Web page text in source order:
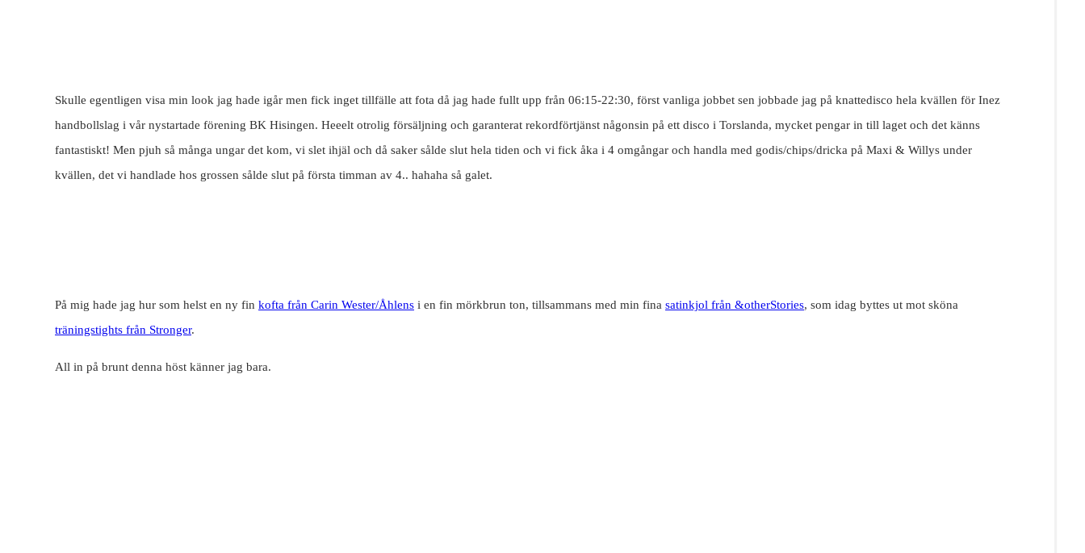
Skulle egentligen visa min look jag hade igår men fick inget tillfälle att fota då jag hade fullt upp från 06:15-22:30, först vanliga jobbet sen jobbade jag på knattedisco hela kvällen för Inez
handbollslag i vår nystartade förening BK Hisingen. Heeelt otrolig försäljning och garanterat rekordförtjänst någonsin på ett disco i Torslanda, mycket pengar in till laget och det känns
fantastiskt! Men pjuh så många ungar det kom, vi slet ihjäl och då saker sålde slut hela tiden och vi fick åka i 4 omgångar och handla med godis/chips/dricka på Maxi & Willys under
kvällen, det vi handlade hos grossen sålde slut på första timman av 4.. hahaha så galet.
På mig hade jag hur som helst en ny fin kofta från Carin Wester/Åhlens i en fin mörkbrun ton, tillsammans med min fina satinkjol från &otherStories, som idag byttes ut mot sköna
träningstights från Stronger.
All in på brunt denna höst känner jag bara.